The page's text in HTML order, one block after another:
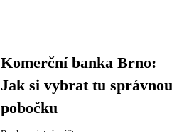
Komerční banka Brno:
Jak si vybrat tu správnou
pobočku